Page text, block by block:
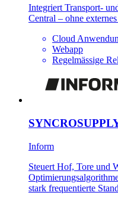
Integriert Transport-
Central – ohne
Cloud
Webapp
Regelmässige
Inform
Steuert Hof, Tore und
stark frequentierte